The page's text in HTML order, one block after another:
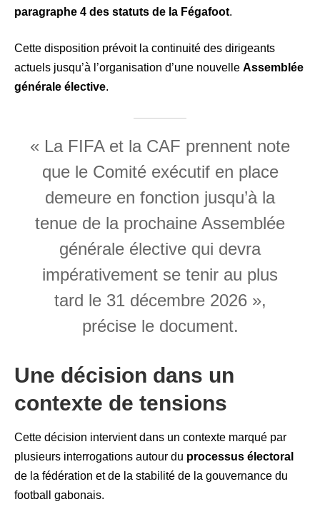
paragraphe 4 des statuts de la Fégafoot.
Cette disposition prévoit la continuité des dirigeants
actuels jusqu’à l’organisation d’une nouvelle Assemblée
générale élective.
« La FIFA et la CAF prennent note
que le Comité exécutif en place
demeure en fonction jusqu’à la
tenue de la prochaine Assemblée
générale élective qui devra
impérativement se tenir au plus
tard le 31 décembre 2026 »,
précise le document.
Une décision dans un
contexte de tensions
Cette décision intervient dans un contexte marqué par
plusieurs interrogations autour du processus électoral
de la fédération et de la stabilité de la gouvernance du
football gabonais.